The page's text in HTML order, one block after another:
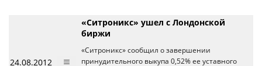
24.08.2012
«Ситроникс» ушел с Лондонской
биржи
«Ситроникс» сообщил о завершении
принудительного выкупа 0,52% ее уставного